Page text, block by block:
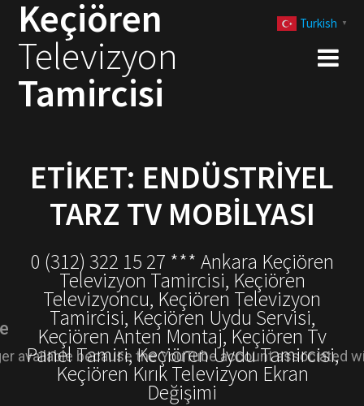
Keçiören
Televizyon
Tamircisi
ETIKET: ENDÜSTRIYEL
TARZ TV MOBILYASI
0 (312) 322 15 27 *** Ankara Keçiören
Televizyon Tamircisi, Keçiören
Televizyoncu, Keçiören Televizyon
Tamircisi, Keçiören Uydu Servisi,
Keçiören Anten Montaj, Keçiören Tv
Panel Tamiri, Keçiören Uydu Tamircisi,
Keçiören Kırık Televizyon Ekran
Değişimi
Turkish ▼